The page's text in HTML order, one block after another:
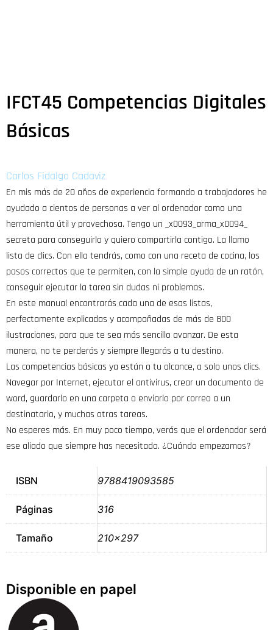
IFCT45 Competencias Digitales
Básicas
Carlos Fidalgo Cadaviz
En mis más de 20 años de experiencia formando a trabajadores he
ayudado a cientos de personas a ver al ordenador como una
herramienta útil y provechosa. Tengo un _x0093_arma_x0094_
secreta para conseguirlo y quiero compartirla contigo. La llamo
lista de clics. Con ella tendrás, como con una receta de cocina, los
pasos correctos que te permiten, con la simple ayuda de un ratón,
conseguir ejecutar la tarea sin dudas ni problemas.
En este manual encontrarás cada una de esas listas,
perfectamente explicadas y acompañadas de más de 800
ilustraciones, para que te sea más sencillo avanzar. De esta
manera, no te perderás y siempre llegarás a tu destino.
Las competencias básicas ya están a tu alcance, a solo unos clics.
Navegar por Internet, ejecutar el antivirus, crear un documento de
word, guardarlo en una carpeta o enviarlo por correo a un
destinatario, y muchas otras tareas.
No esperes más. En muy poco tiempo, verás que el ordenador será
ese aliado que siempre has necesitado. ¿Cuándo empezamos?
ISBN 9788419093585
Páginas 316
Tamaño 210×297
Disponible en papel